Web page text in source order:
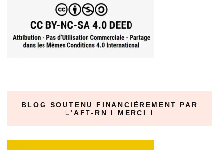
BLOG SOUTENU FINANCIÈREMENT PAR
L’AFT-RN ! MERCI !